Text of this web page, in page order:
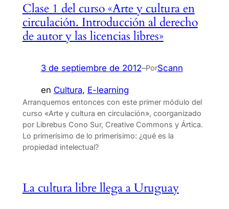
Clase 1 del curso «Arte y cultura en
circulación. Introducción al derecho
de autor y las licencias libres»
3 de septiembre de 2012–PorScann
en Cultura, E-learning
Arranquemos entonces con este primer módulo del
curso «Arte y cultura en circulación», coorganizado
por Librebus Cono Sur, Creative Commons y Ártica.
Lo primerísimo de lo primerísimo: ¿qué es la
propiedad intelectual?
La cultura libre llega a Uruguay